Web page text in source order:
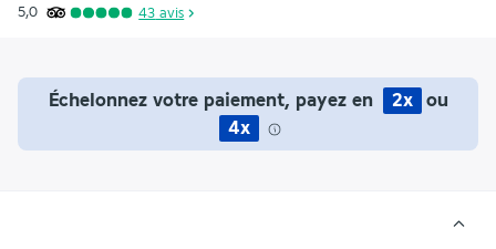
5,0 43 avis
Échelonnez votre paiement, payez en 2x
ou
4x